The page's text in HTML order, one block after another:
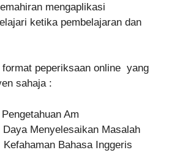
mengaplikasi
ketika pembelajaran dan
format peperiksaan online yang
sahaja :
Am
Menyelesaikan Masalah
Bahasa Inggeris